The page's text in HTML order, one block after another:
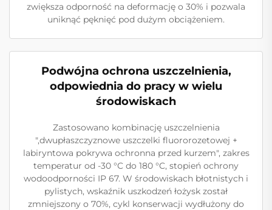
zwiększa odporność na deformację o 30% i pozwala
uniknąć pęknięć pod dużym obciążeniem.
Podwójna ochrona uszczelnienia,
odpowiednia do pracy w wielu
środowiskach
Zastosowano kombinację uszczelnienia
",dwupłaszczyznowe uszczelki fluororozetowej +
labiryntowa pokrywa ochronna przed kurzem", zakres
temperatur od -30 °C do 180 °C, stopień ochrony
wodoodporności IP 67. W środowiskach błotnistych i
pylistych, wskaźnik uszkodzeń łożysk został
zmniejszony o 70%, cykl konserwacji wydłużony do